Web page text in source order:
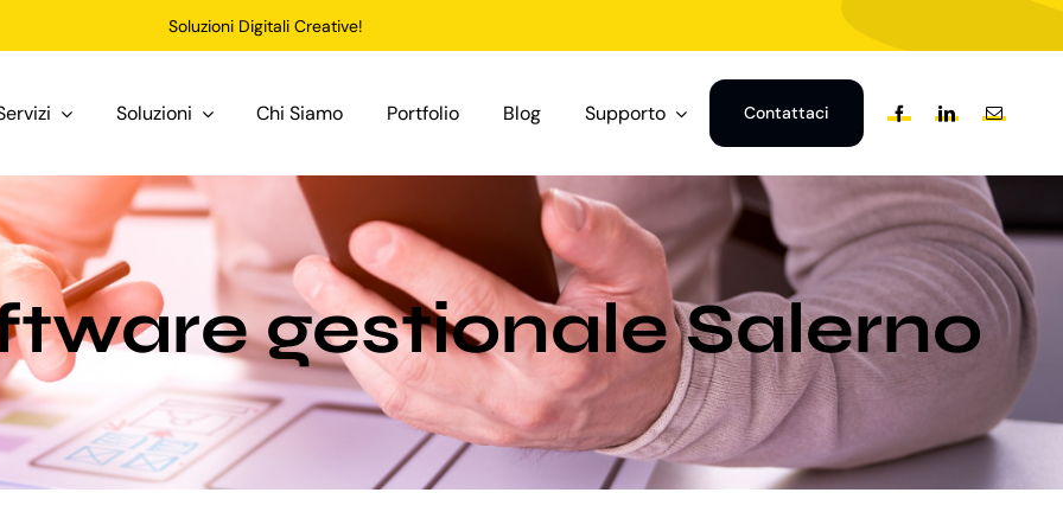
Soluzioni Digitali Creative!
Soluzioni Chi Siamo Portfolio Blog Supporto Contattaci
gestionale Salerno